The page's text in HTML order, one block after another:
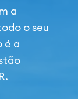
a
o seu
é a